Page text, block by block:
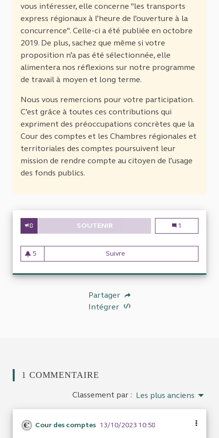
vous intéresser, elle concerne "les transports
express régionaux à l’heure de l’ouverture à la
concurrence". Celle-ci a été publiée en octobre
2019. De plus, sachez que même si votre
proposition n’a pas été sélectionnée, elle
alimentera nos réflexions sur notre programme
de travail à moyen et long terme.
Nous vous remercions pour votre participation.
C’est grâce à toutes ces contributions qui
expriment des préoccupations concrètes que la
Cour des comptes et les Chambres régionales et
territoriales des comptes poursuivent leur
mission de rendre compte au citoyen de l’usage
des fonds publics.
8 SOUTENIR L'EFFICIENCE DU SERVICE
L'efficience du
1
5
5 abonnés
Suivre
Partager
Intégrer
1 COMMENTAIRE
Classement par : Les plus anciens
Cour des comptes 13/10/2023 10:58